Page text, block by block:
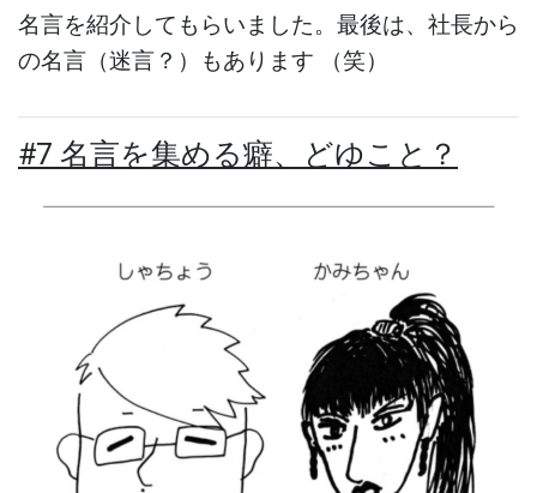
名言を紹介してもらいました。最後は、社長から
の名言（迷言？）もあります （笑）
#7 名言を集める癖、どゆこと？